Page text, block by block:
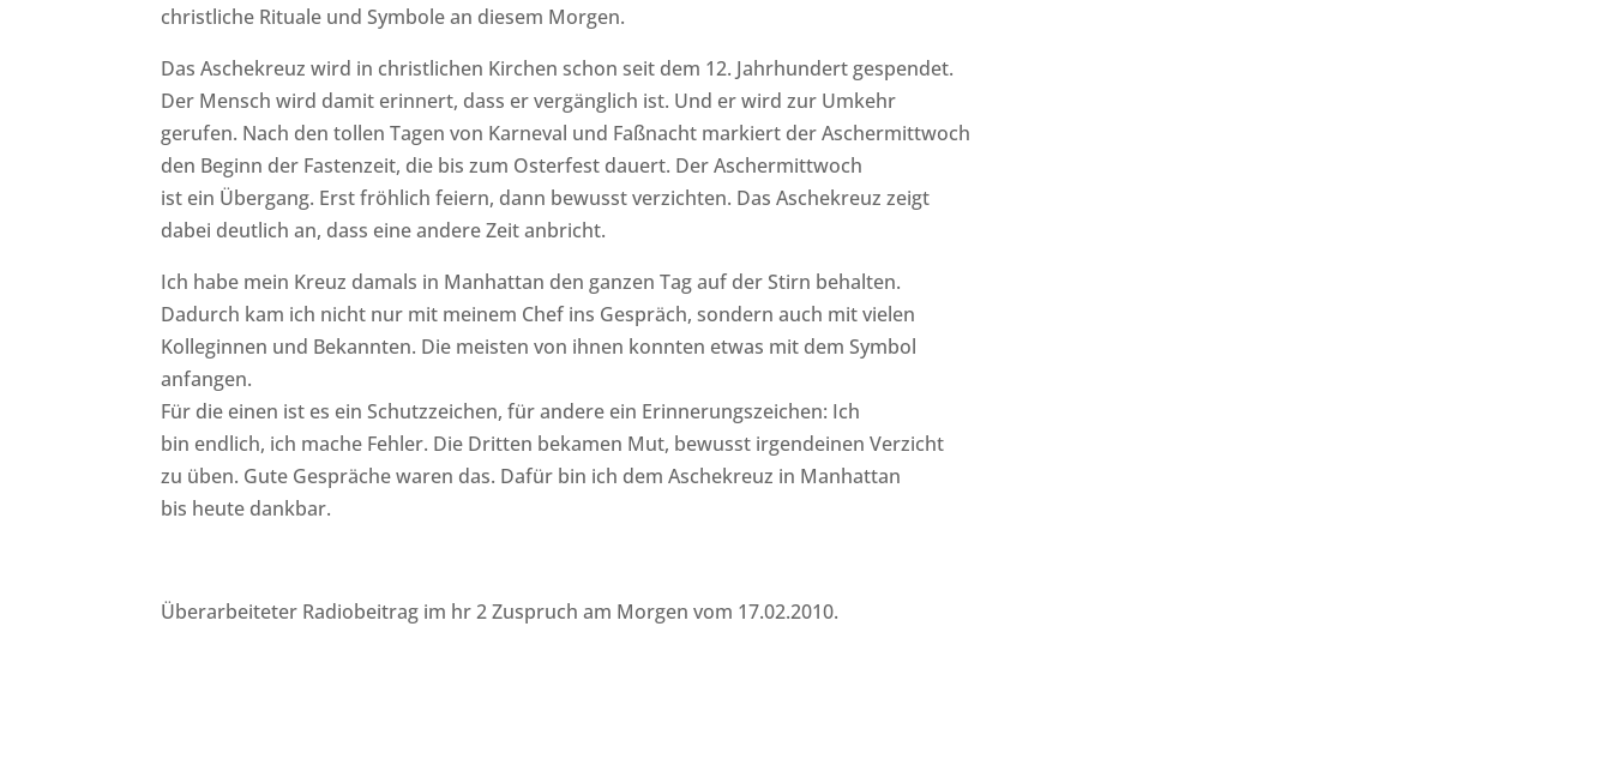
christliche Rituale und Symbole an diesem Morgen.
Das Aschekreuz wird in christlichen Kirchen schon seit dem 12. Jahrhundert gespendet.
Der Mensch wird damit erinnert, dass er vergänglich ist. Und er wird zur Umkehr
gerufen. Nach den tollen Tagen von Karneval und Faßnacht markiert der Aschermittwoch
den Beginn der Fastenzeit, die bis zum Osterfest dauert. Der Aschermittwoch
ist ein Übergang. Erst fröhlich feiern, dann bewusst verzichten. Das Aschekreuz zeigt
dabei deutlich an, dass eine andere Zeit anbricht.
Ich habe mein Kreuz damals in Manhattan den ganzen Tag auf der Stirn behalten.
Dadurch kam ich nicht nur mit meinem Chef ins Gespräch, sondern auch mit vielen
Kolleginnen und Bekannten. Die meisten von ihnen konnten etwas mit dem Symbol
anfangen.
Für die einen ist es ein Schutzzeichen, für andere ein Erinnerungszeichen: Ich
bin endlich, ich mache Fehler. Die Dritten bekamen Mut, bewusst irgendeinen Verzicht
zu üben. Gute Gespräche waren das. Dafür bin ich dem Aschekreuz in Manhattan
bis heute dankbar.
Überarbeiteter Radiobeitrag im hr 2 Zuspruch am Morgen vom 17.02.2010.